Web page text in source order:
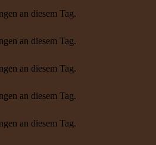
an diesem Tag.
an diesem Tag.
an diesem Tag.
an diesem Tag.
an diesem Tag.